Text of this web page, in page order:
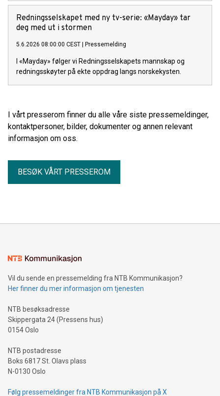
Redningsselskapet med ny tv-serie: «Mayday» tar
deg med ut i stormen
5.6.2026 08:00:00 CEST Pressemelding
I «Mayday» følger vi Redningsselskapets mannskap og
redningsskøyter på ekte oppdrag langs norskekysten.
I vårt presserom finner du alle våre siste pressemeldinger,
kontaktpersoner, bilder, dokumenter og annen relevant
informasjon om oss.
BESØK VÅRT PRESSEROM
Vil du sende en pressemelding fra NTB Kommunikasjon?
Her finner du mer informasjon om tjenesten
NTB besøksadresse
Skippergata 24 (Pressens hus)
0154 Oslo
NTB postadresse
Boks 6817 St. Olavs plass
N-0130 Oslo
Følg pressemeldinger fra NTB Kommunikasjon på X